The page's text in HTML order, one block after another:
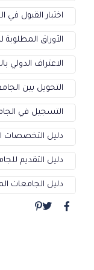
اختبار القبول في
الأوراق
الاعتراف الدولي
التحويل بين
التسجيل في
دليل التخصصات
دليل التقديم
دليل الجامعات